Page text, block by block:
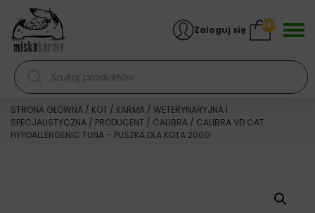
Skocz do treści
Wyszukiwarka produktów
Zaloguj się 287
STRONA GŁÓWNA / KOT / KARMA / WETERYNARYJNA I
SPECJALISTYCZNA / PRODUCENT / CALIBRA / CALIBRA VD CAT
HYPOALLERGENIC TUNA – PUSZKA DLA KOTA 200G